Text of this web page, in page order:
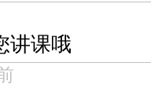
讲课哦